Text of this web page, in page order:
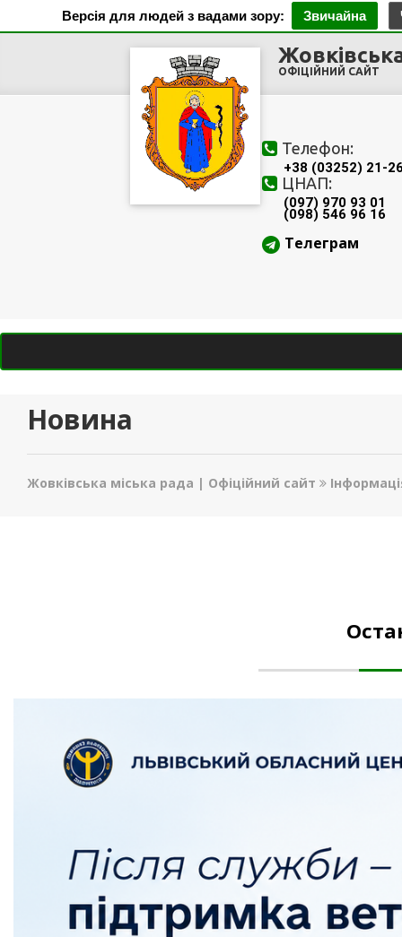
Версія для людей з вадами зору: Звичайна
ОФІЦІЙНИЙ САЙТ
Телефон:
+38 (03252) 21-
ЦНАП:
(097) 970 93 01
(098) 546 96 16
Телеграм
Новина
Жовківська міська рада | Офіційний сайт